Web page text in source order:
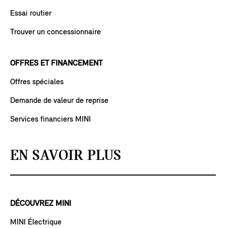
Essai routier
Trouver un concessionnaire
OFFRES ET FINANCEMENT
Offres spéciales
Demande de valeur de reprise
Services financiers MINI
EN SAVOIR PLUS
DÉCOUVREZ MINI
MINI Électrique